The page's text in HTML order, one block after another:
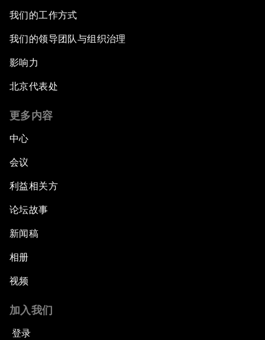
我们的工作方式
我们的领导团队与组织治理
影响力
北京代表处
更多内容
中心
会议
利益相关方
论坛故事
新闻稿
相册
视频
加入我们
登录